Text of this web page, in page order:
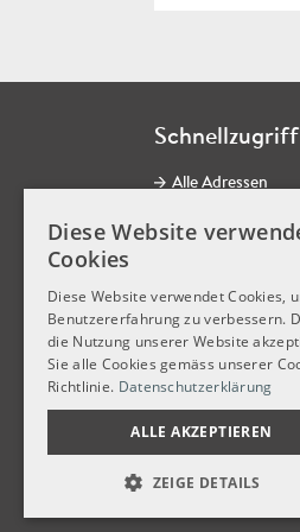
Schnellzugriff
Alle Adressen
Datenschutz
Impressum
Jobs
© 2026CONTACT,
Diese Website
Cookies
Diese Website verwendet Cookies,
Benutzererfahrung zu verbessern.
die Nutzung unserer Website
Sie alle Cookies gemäss unserer
Richtlinie. Datenschutzerklärung
ALLE AKZEPTIEREN
ZEIGE DETAILS
UNBEDINGT NOTWENDIGE